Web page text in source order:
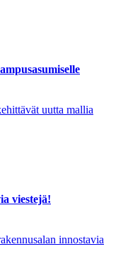
uutta mallia
viestejä!
innostavia